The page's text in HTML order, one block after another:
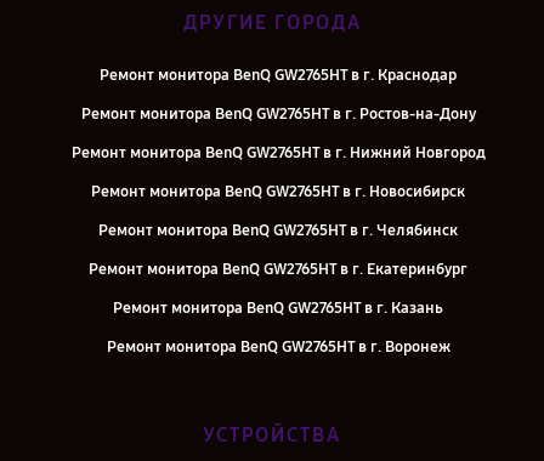
ДРУГИЕ ГОРОДА
Ремонт монитора BenQ GW2765HT в г. Краснодар
Ремонт монитора BenQ GW2765HT в г. Ростов-на-Дону
Ремонт монитора BenQ GW2765HT в г. Нижний Новгород
Ремонт монитора BenQ GW2765HT в г. Новосибирск
Ремонт монитора BenQ GW2765HT в г. Челябинск
Ремонт монитора BenQ GW2765HT в г. Екатеринбург
Ремонт монитора BenQ GW2765HT в г. Казань
Ремонт монитора BenQ GW2765HT в г. Воронеж
Ремонт монитора BenQ GW2765HT в г. Самара
УСТРОЙСТВА